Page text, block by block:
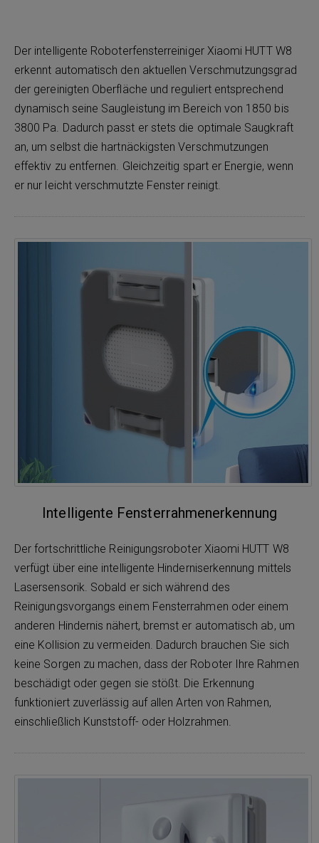
Der intelligente Roboterfensterreiniger Xiaomi HUTT W8
erkennt automatisch den aktuellen Verschmutzungsgrad
der gereinigten Oberfläche und reguliert entsprechend
dynamisch seine Saugleistung im Bereich von 1850 bis
3800 Pa. Dadurch passt er stets die optimale Saugkraft
an, um selbst die hartnäckigsten Verschmutzungen
effektiv zu entfernen. Gleichzeitig spart er Energie, wenn
er nur leicht verschmutzte Fenster reinigt.
Intelligente Fensterrahmenerkennung
Der fortschrittliche Reinigungsroboter Xiaomi HUTT W8
verfügt über eine intelligente Hinderniserkennung mittels
Laser­sensorik. Sobald er sich während des
Reinigungsvorgangs einem Fensterrahmen oder einem
anderen Hindernis nähert, bremst er automatisch ab, um
eine Kollision zu vermeiden. Dadurch brauchen Sie sich
keine Sorgen zu machen, dass der Roboter Ihre Rahmen
beschädigt oder gegen sie stößt. Die Erkennung
funktioniert zuverlässig auf allen Arten von Rahmen,
einschließlich Kunststoff- oder Holzrahmen.